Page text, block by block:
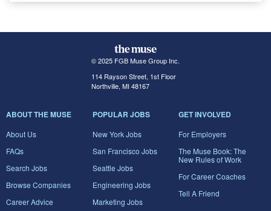
© 2025 FGB Muse Group Inc.
114 Rayson Street, 1st Floor
Northville, MI 48167
ABOUT THE MUSE
About Us
FAQs
Search Jobs
Browse Companies
Career Advice
POPULAR JOBS
New York Jobs
San Francisco Jobs
Seattle Jobs
Engineering Jobs
Marketing Jobs
GET INVOLVED
For Employers
The Muse Book: The
New Rules of Work
For Career Coaches
Tell A Friend